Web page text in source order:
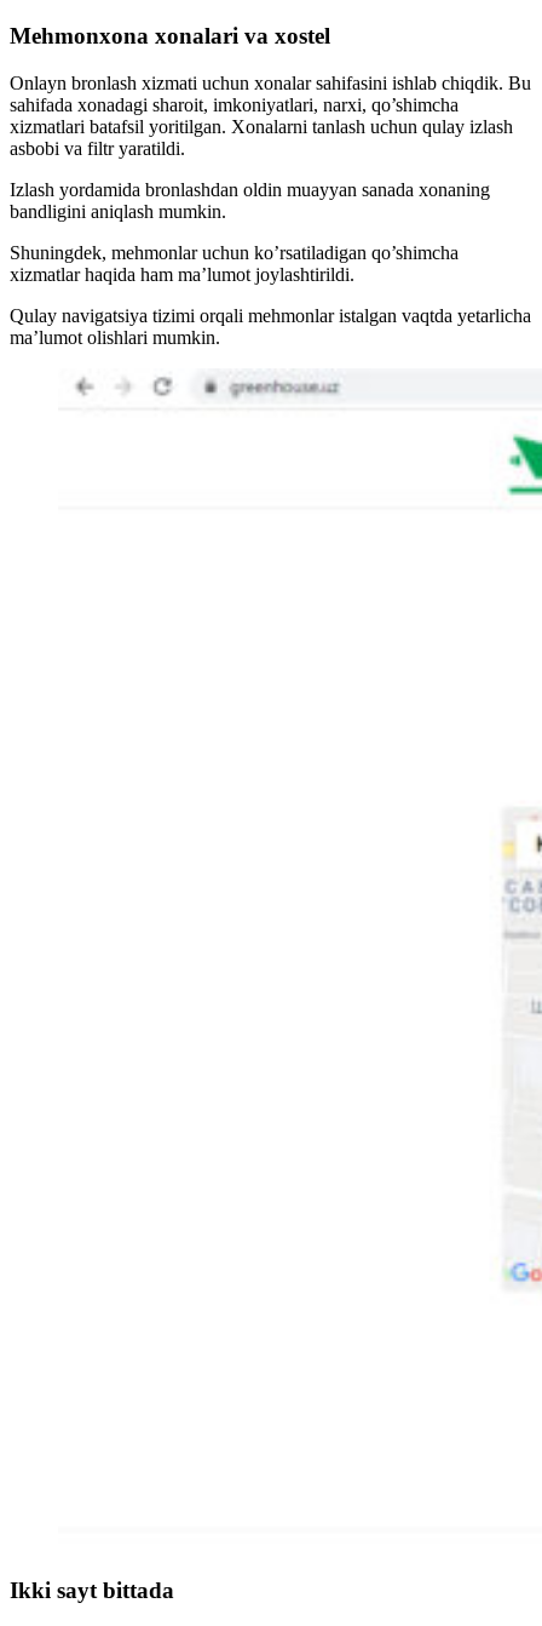
Mehmonxona xonalari va xostel
Onlayn bronlash xizmati uchun xonalar sahifasini ishlab chiqdik. Bu
sahifada xonadagi sharoit, imkoniyatlari, narxi, qo’shimcha
xizmatlari batafsil yoritilgan. Xonalarni tanlash uchun qulay izlash
asbobi va filtr yaratildi.
Izlash yordamida bronlashdan oldin muayyan sanada xonaning
bandligini aniqlash mumkin.
Shuningdek, mehmonlar uchun ko’rsatiladigan qo’shimcha
xizmatlar haqida ham ma’lumot joylashtirildi.
Qulay navigatsiya tizimi orqali mehmonlar istalgan vaqtda yetarlicha
ma’lumot olishlari mumkin.
Ikki sayt bittada